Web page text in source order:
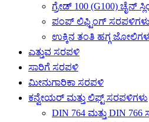
ಗ್ರೇಡ್ 100 (G100) ಚೈನ್
ಪಂಪ್ ಲಿಫ್ಟಿಂಗ್ ಸರಪಳಿಗಳು
ಉಕ್ಕಿನ ತಂತಿ ಹಗ್ಗ
ಎತ್ತುವ ಸರಪಳಿ
ಸಾರಿಗೆ ಸರಪಳಿ
ಮೀನುಗಾರಿಕಾ ಸರಪಳಿ
ಕನ್ವೇಯರ್ ಮತ್ತು ಲಿಫ್ಟ್ ಸರಪಳಿಗಳು
DIN 764 ಮತ್ತು DIN 766